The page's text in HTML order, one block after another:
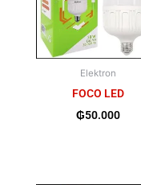
Elektron
FOCO LED
₲50.000